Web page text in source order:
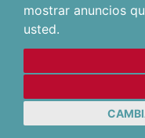
mostrar anuncios
usted.